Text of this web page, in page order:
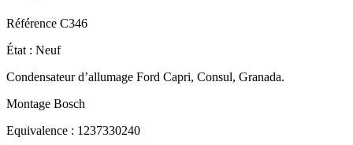
Référence C346
État : Neuf
Condensateur d’allumage Ford Capri, Consul, Granada.
Montage Bosch
Equivalence : 1237330240